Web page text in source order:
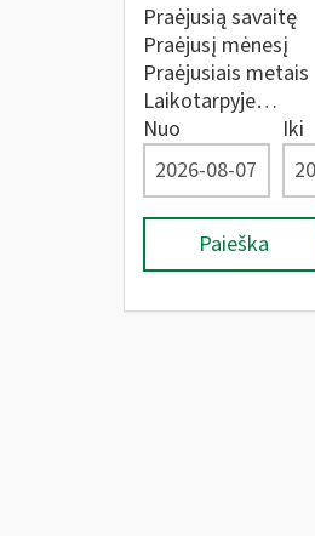
Praėjusią savaitę
Praėjusį mėnesį
Praėjusiais metais
Laikotarpyje…
Nuo
Iki
Paieška